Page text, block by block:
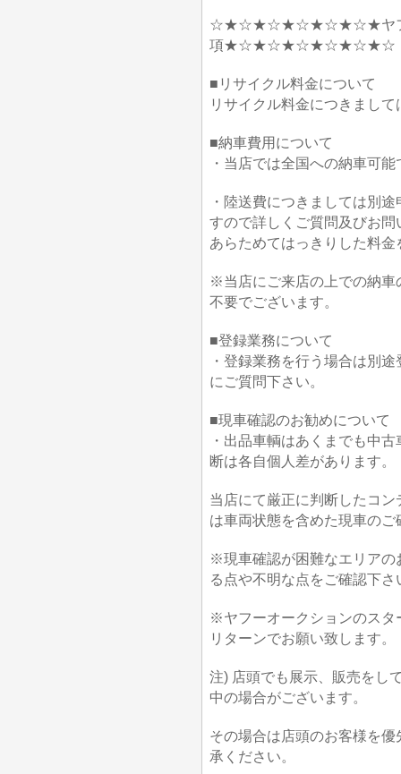
☆★☆★☆★☆★☆★☆★ヤフーオ
項★☆★☆★☆★☆★☆★☆
■リサイクル料金について
リサイクル料金につきまし
■納車費用について
・当店では全国への納車可
・陸送費につきましては別
すので詳しくご質問及びお
あらためてはっきりした料
※当店にご来店の上での納車
不要でございます。
■登録業務について
・登録業務を行う場合は別
にご質問下さい。
■現車確認のお勧めについて
・出品車輌はあくまでも中
断は各自個人差があります。
当店にて厳正に判断したコ
は車両状態を含めた現車の
※現車確認が困難なエリアの
る点や不明な点をご確認下さ
※ヤフーオークションのスタ
リターンでお願い致します。
注) 店頭でも展示、販売をし
中の場合がございます。
その場合は店頭のお客様を
承ください。